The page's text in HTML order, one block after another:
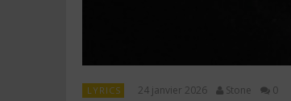
LYRICS 24 janvier 2026 Stone 0